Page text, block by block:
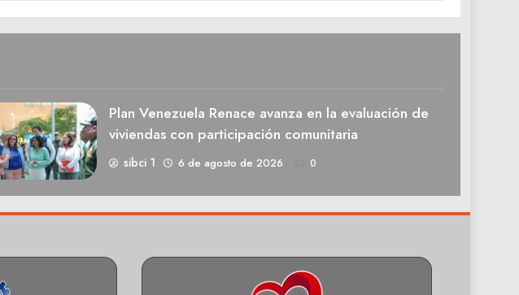
Plan Venezuela Renace avanza en la evaluación de
viviendas con participación comunitaria
sibci 1 6 de agosto de 2026 0